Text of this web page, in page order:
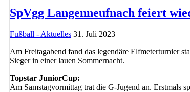
SpVgg Langenneufnach feiert
Fußball - Aktuelles 31. Juli 2023
Am Freitagabend fand das legendäre Elfmeterturnier
Sieger in einer lauen Sommernacht.
Topstar JuniorCup:
Am Samstagvormittag trat die G-Jugend an. Erstmals